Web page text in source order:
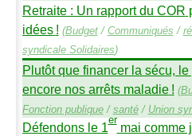
Retraite : Un rapport du COR
idées ! (Budget/ Communiqués /
syndicale Solidaires)
Plutôt que financer la sécu,
encore nos arrêts maladie ! (
Fonction publique/ santé/ Union
Défendons le 1ermai comme